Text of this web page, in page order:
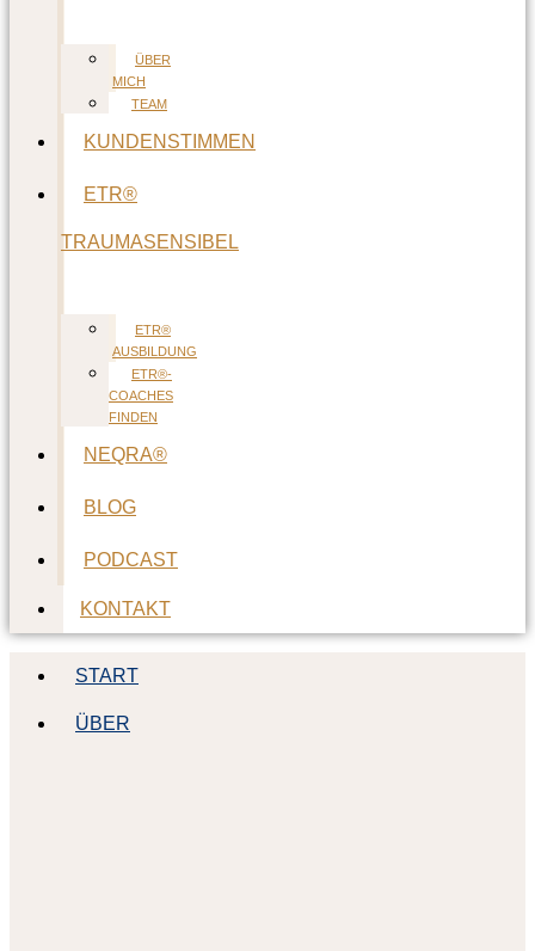
ÜBER
MICH
TEAM
KUNDENSTIMMEN
ETR®
TRAUMASENSIBEL
ETR®
AUSBILDUNG
ETR®-
COACHES
FINDEN
NEQRA®
BLOG
PODCAST
KONTAKT
START
ÜBER